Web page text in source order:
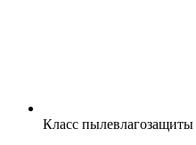
Класс пылевлагозащиты